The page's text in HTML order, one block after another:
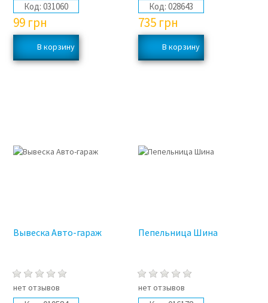
Код: 031060
99 грн
Код: 028643
735 грн
Вывеска Авто-гараж
нет отзывов
Пепельница Шина
нет отзывов